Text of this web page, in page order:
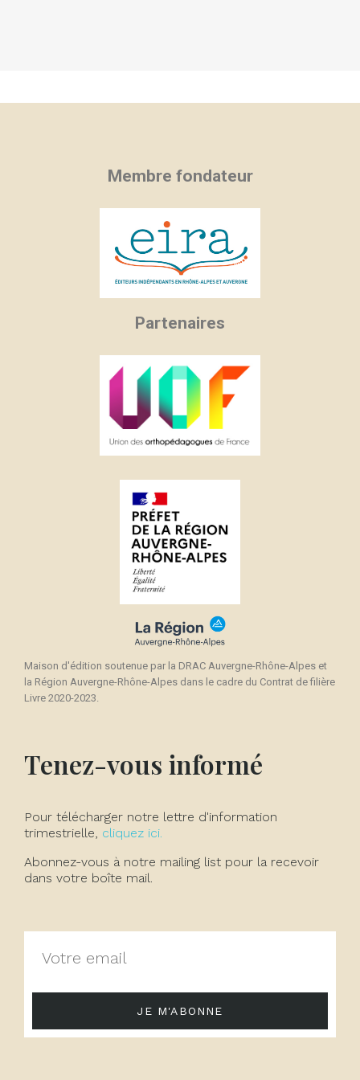
Membre fondateur
Partenaires
Maison d'édition soutenue par la DRAC Auvergne-Rhône-Alpes et
la Région Auvergne-Rhône-Alpes dans le cadre du Contrat de filière
Livre 2020-2023.
Tenez-vous informé
Pour télécharger notre lettre d'information
trimestrielle, cliquez ici.
Abonnez-vous à notre mailing list pour la recevoir
dans votre boîte mail.
JE M'ABONNE